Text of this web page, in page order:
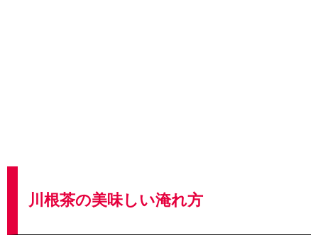
川根茶の美味しい淹れ方